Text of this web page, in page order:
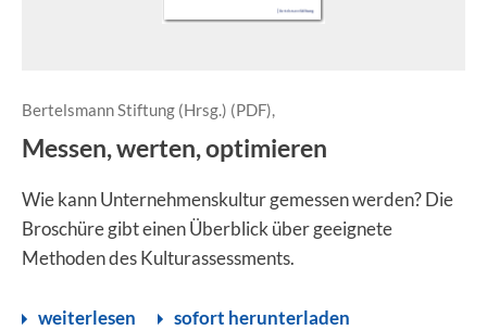
Bertelsmann Stiftung (Hrsg.) (PDF),
Messen, werten, optimieren
Wie kann Unternehmenskultur gemessen werden? Die
Broschüre gibt einen Überblick über geeignete
Methoden des Kulturassessments.
weiterlesen sofort herunterladen